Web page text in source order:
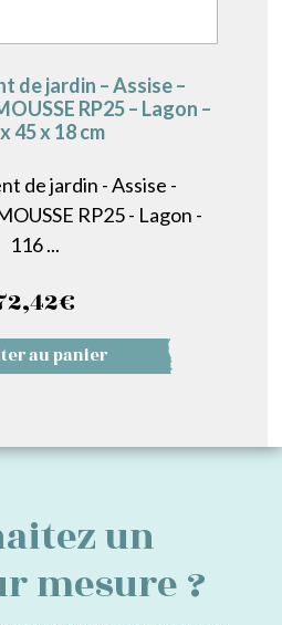
de jardin – Assise –
RP25 – Lagon –
45 x 18 cm
de jardin - Assise -
RP25 - Lagon -
116 ...
€
au panier
un
mesure ?